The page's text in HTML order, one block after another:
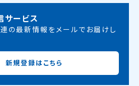
サービス
の最新情報をメールでお届けし
新規登録はこちら